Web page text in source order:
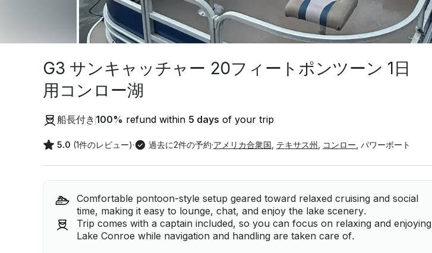
G3 サンキャッチャー 20フィートポンツーン 1日
用コンロー湖
船長付き 100% refund within 5 days of your trip
5.0 (1件のレビュー)· 過去に2件の予約·アメリカ合衆国 テキサス州 コンロー パワーボート
Comfortable pontoon-style setup geared toward relaxed cruising and social
time, making it easy to lounge, chat, and enjoy the lake scenery.
Trip comes with a captain included, so you can focus on relaxing and enjoying
Lake Conroe while navigation and handling are taken care of.